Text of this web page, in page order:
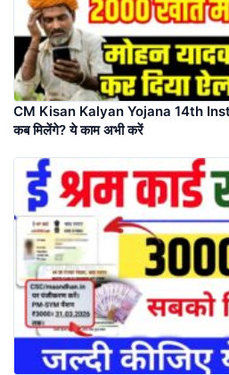
CM Kisan Kalyan Yojana 14th
कब मिलेंगे? ये काम अभी करें